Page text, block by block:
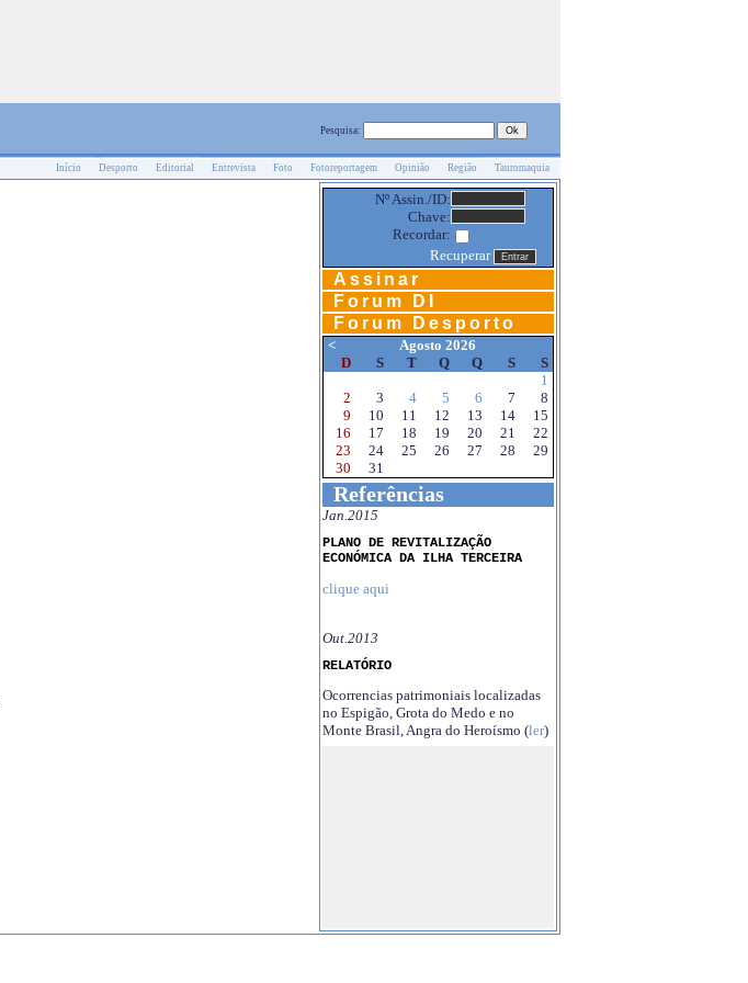
Pesquisa:
Início Desporto Editorial Entrevista Foto Fotoreportagem Opinião Região Tauromaquia
Nº Assin./ID:
Chave:
Recordar:
Recuperar
Assinar
Forum DI
Forum Desporto
<
Agosto 2026
D
S T Q Q S
S
1
2
3 4 5 6 7
8
9
10 11 12 13 14
15
16
17 18 19 20 21
22
23
24 25 26 27 28
29
30
31
Referências
Jan.2015
PLANO DE REVITALIZAÇÃO
ECONÓMICA DA ILHA TERCEIRA
clique aqui
Out.2013
RELATÓRIO
Ocorrencias patrimoniais localizadas
no Espigão, Grota do Medo e no
Monte Brasil, Angra do Heroísmo (ler)